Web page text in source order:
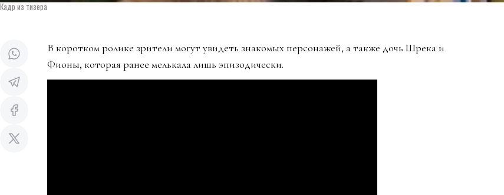
Кадр из тизера
В коротком ролике зрители могут увидеть знакомых персонажей, а также дочь Шрека и
Фионы, которая ранее мелькала лишь эпизодически.